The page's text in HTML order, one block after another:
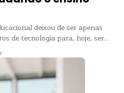
deixou de ser apenas
de tecnologia para, hoje, ser...